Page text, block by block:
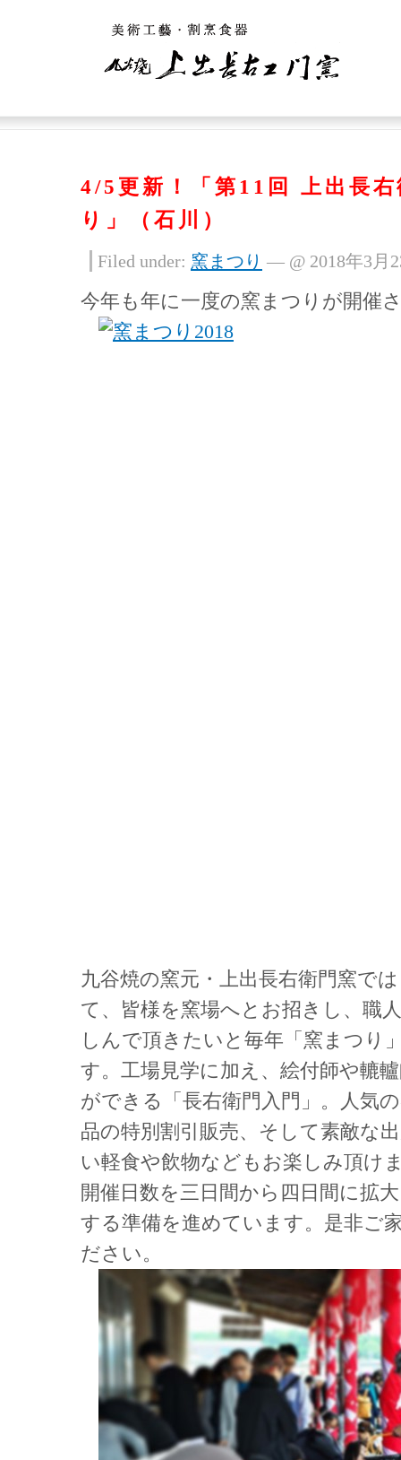
4/5更新！「第11回 上出長
り」（石川）
Filed under: 窯まつり — @ 2018年3月
今年も年に一度の窯まつりが開催
九谷焼の窯元・上出長右衛門窯で
て、皆様を窯場へとお招きし、職
しんで頂きたいと毎年「窯まつり
す。工場見学に加え、絵付師や轆
ができる「長右衛門入門」。人気
品の特別割引販売、そして素敵な
い軽食や飲物などもお楽しみ頂け
開催日数を三日間から四日間に拡
する準備を進めています。是非ご
ださい。